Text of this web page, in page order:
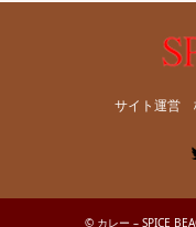
サイト運営
© カレー – SPICE